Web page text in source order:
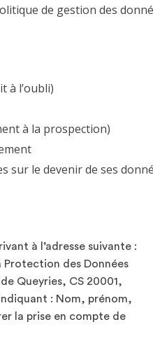
de gestion des
à l’oubli)
à la prospection)
sur le devenir de ses
à l’adresse suivante :
Protection des Données
Queyries, CS 20001,
: Nom, prénom,
la prise en compte de